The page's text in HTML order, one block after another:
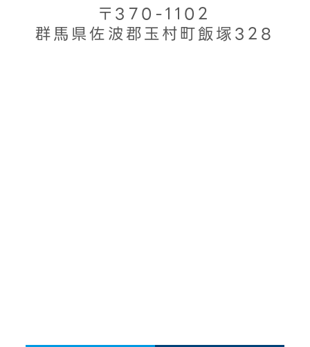
〒370-1102
群馬県佐波郡玉村町飯塚328